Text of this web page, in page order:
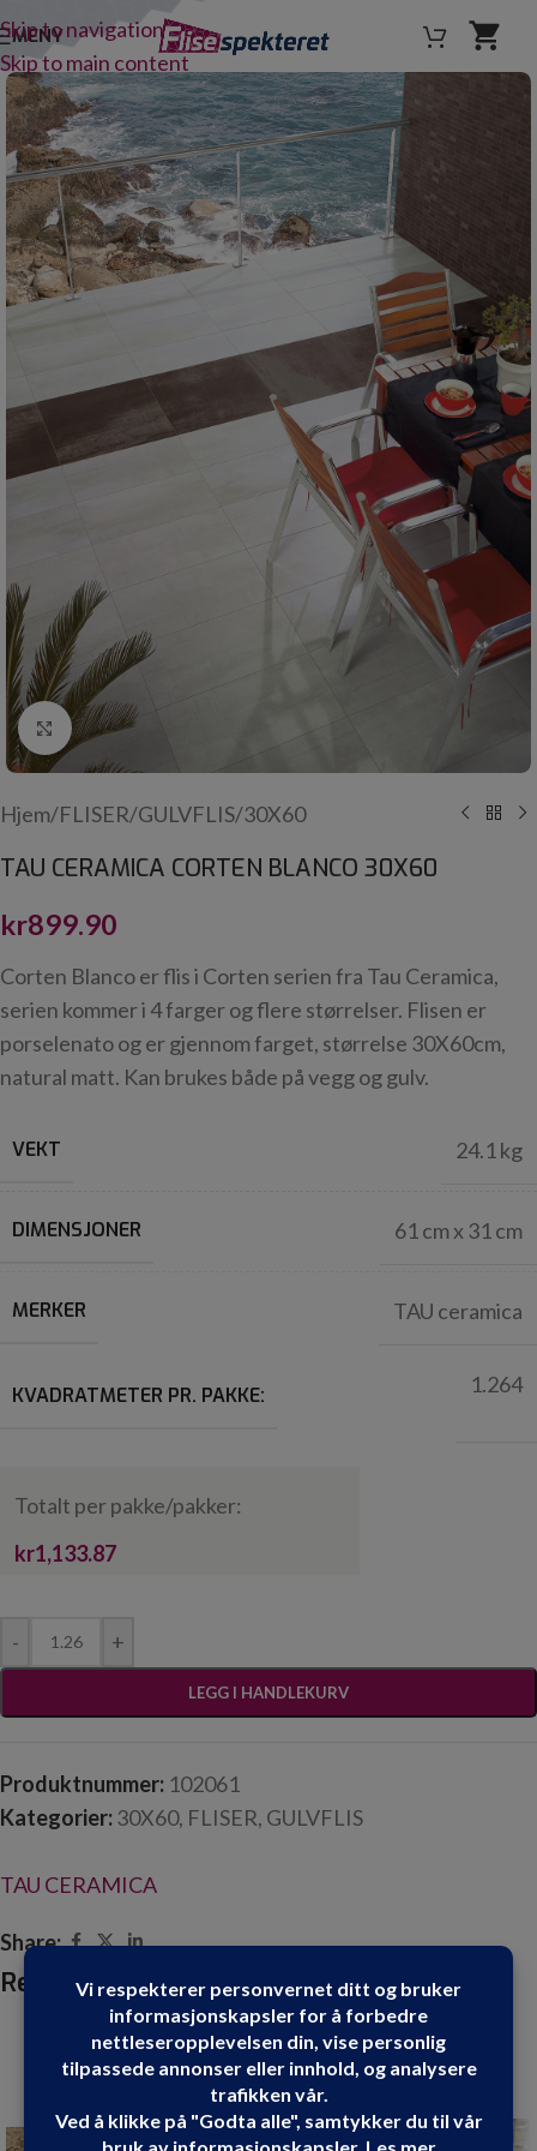
Skip to navigation
Skip to main content
MENY
Click to enlarge
Hjem/FLISER/GULVFLIS/30X60
TAU CERAMICA CORTEN BLANCO 30X60
kr899.90
Corten Blanco er flis i Corten serien fra Tau Ceramica,
serien kommer i 4 farger og flere størrelser. Flisen er
porselenato og er gjennom farget, størrelse 30X60cm,
natural matt. Kan brukes både på vegg og gulv.
VEKT 24.1 kg
DIMENSJONER 61 cm x 31 cm
MERKER TAU ceramica
KVADRATMETER PR. PAKKE: 1.264
Totalt per pakke/pakker:
kr1,133.87
- +
LEGG I HANDLEKURV
Produktnummer: 102061
Kategorier:30X60, FLISER, GULVFLIS
TAU CERAMICA
Share:
Relaterte produkter